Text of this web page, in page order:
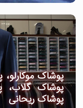
پوشاک
پوشاک گلاب،
پوشاک ریحانی